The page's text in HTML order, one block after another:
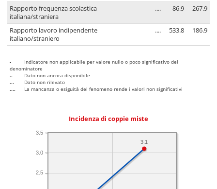
Rapporto frequenza scolastica
italiana/straniera
.... 86.9 267.9
Rapporto lavoro indipendente
italiano/straniero
.... 533.8 186.9
-
Indicatore non applicabile per valore nullo o poco significativo del
denominatore
..
Dato non ancora disponibile
...
Dato non rilevato
....
La mancanza o esiguità del fenomeno rende i valori non significativi
Incidenza di coppie miste
2.5
3.0
3.5
3.1